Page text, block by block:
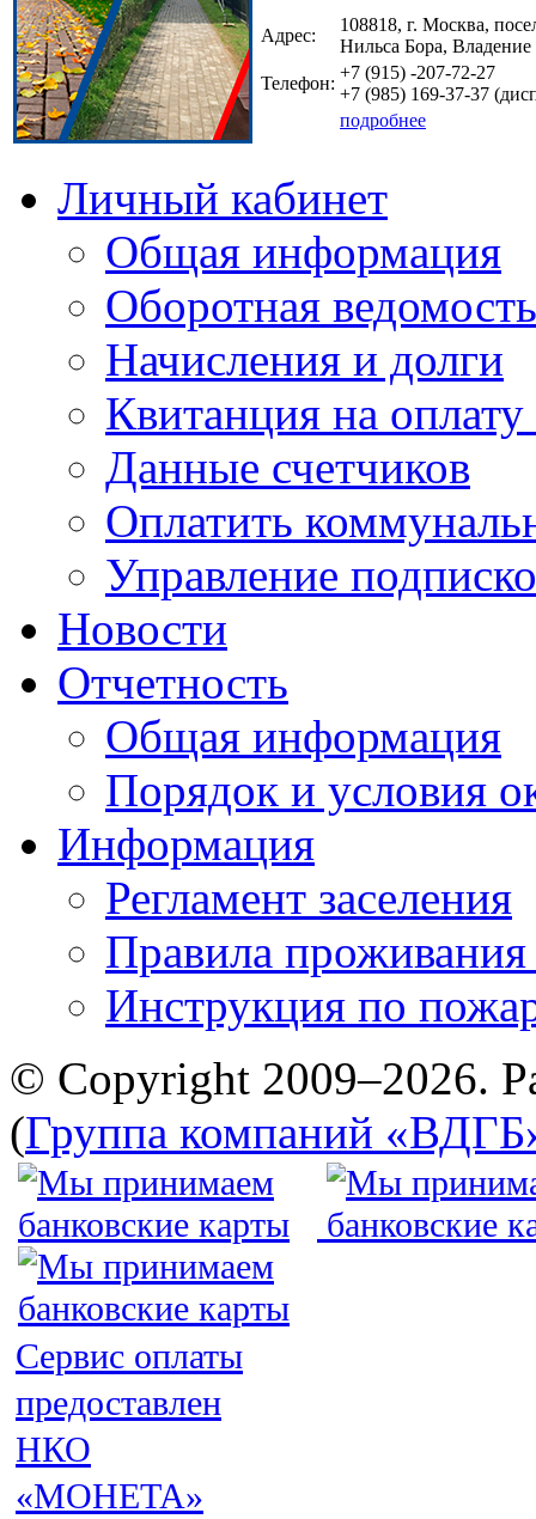
Адрес:
108818, г. Москва,
Нильса Бора,
Телефон:
+7 (915) -207-72-27
+7 (985) 169-37-37
подробнее
Личный кабинет
Общая информация
Оборотная ведомость
Начисления и долги
Квитанция на
Данные счетчиков
Оплатить
Управление
Новости
Отчетность
Общая информация
Порядок и условия
Информация
Регламент заселения
Правила
Инструкция по
© Copyright 2009–2026.
(Группа компаний
Сервис оплаты
предоставлен
НКО
«МОНЕТА»